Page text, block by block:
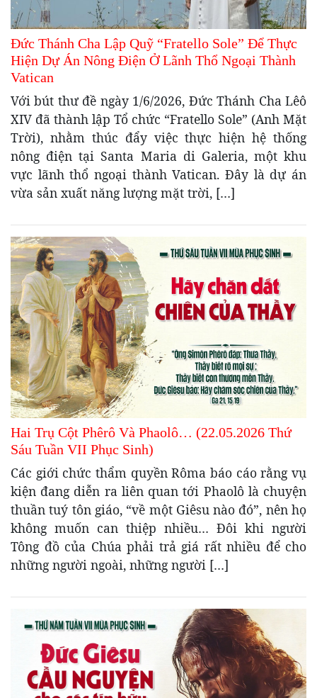
Đức Thánh Cha Lập Quỹ “Fratello Sole” Để Thực
Hiện Dự Án Nông Điện Ở Lãnh Thổ Ngoại Thành
Vatican
Với bút thư đề ngày 1/6/2026, Đức Thánh Cha Lêô
XIV đã thành lập Tổ chức “Fratello Sole” (Anh Mặt
Trời), nhằm thúc đẩy việc thực hiện hệ thống
nông điện tại Santa Maria di Galeria, một khu
vực lãnh thổ ngoại thành Vatican. Đây là dự án
vừa sản xuất năng lượng mặt trời, […]
Hai Trụ Cột Phêrô Và Phaolô… (22.05.2026 Thứ
Sáu Tuần VII Phục Sinh)
Các giới chức thẩm quyền Rôma báo cáo rằng vụ
kiện đang diễn ra liên quan tới Phaolô là chuyện
thuần tuý tôn giáo, “về một Giêsu nào đó”, nên họ
không muốn can thiệp nhiều… Đôi khi người
Tông đồ của Chúa phải trả giá rất nhiều để cho
những người ngoài, những người […]